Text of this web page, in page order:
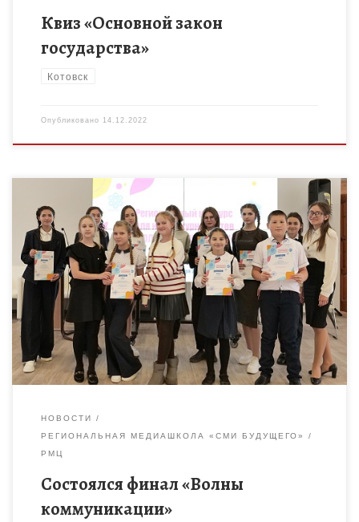
Квиз «Основной закон
государства»
Котовск
Опубликовано 14.12.2022
Финал регионального конкурса для юных журналистов «Волна
коммуникации» состоялся сегодня на базе ТОГБОУ ДО «Центр
развития творчества детей и юношества». Конкурс
проводился в несколько этапов […]
НОВОСТИ
РЕГИОНАЛЬНАЯ МЕДИАШКОЛА «СМИ БУДУЩЕГО»
РМЦ
Состоялся финал «Волны
коммуникации»